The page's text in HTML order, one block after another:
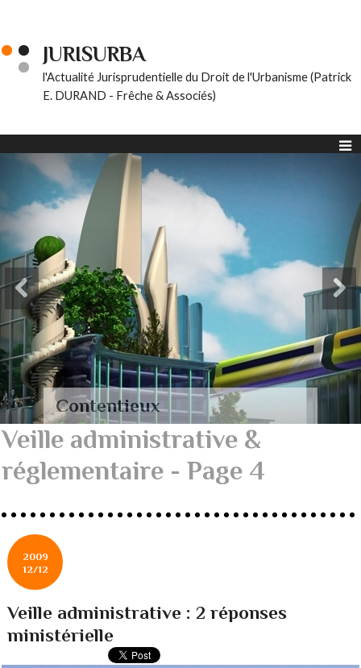
JURISURBA
l'Actualité Jurisprudentielle du Droit de l'Urbanisme (Patrick
E. DURAND - Frêche & Associés)
Contentieux
Veille administrative &
réglementaire - Page 4
2009
12/12
Veille administrative : 2 réponses
ministérielle